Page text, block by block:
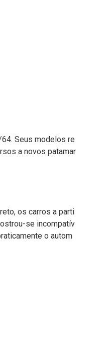
Seus modelos re
a novos patamar
os carros a parti
se incompatív
o autom